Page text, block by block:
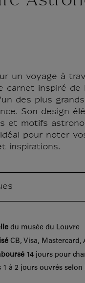
un voyage à
carnet inspiré de
des plus
Son design
et motifs
pour noter
inspirations.
du musée du Louvre
CB, Visa, Mastercard,
14 jours pour
1 à 2 jours ouvrés selon